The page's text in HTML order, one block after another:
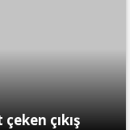
çıkış